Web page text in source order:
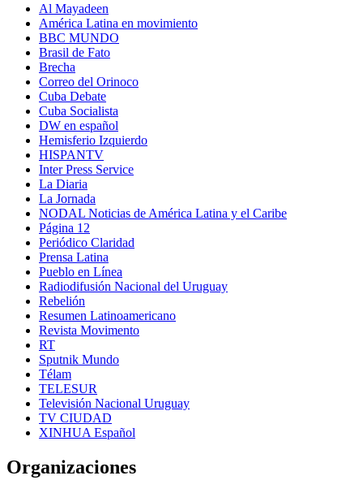
Al Mayadeen
América Latina en movimiento
BBC MUNDO
Brasil de Fato
Brecha
Correo del Orinoco
Cuba Debate
Cuba Socialista
DW en español
Hemisferio Izquierdo
HISPANTV
Inter Press Service
La Diaria
La Jornada
NODAL Noticias de América Latina y el Caribe
Página 12
Periódico Claridad
Prensa Latina
Pueblo en Línea
Radiodifusión Nacional del Uruguay
Rebelión
Resumen Latinoamericano
Revista Movimento
RT
Sputnik Mundo
Télam
TELESUR
Televisión Nacional Uruguay
TV CIUDAD
XINHUA Español
Organizaciones